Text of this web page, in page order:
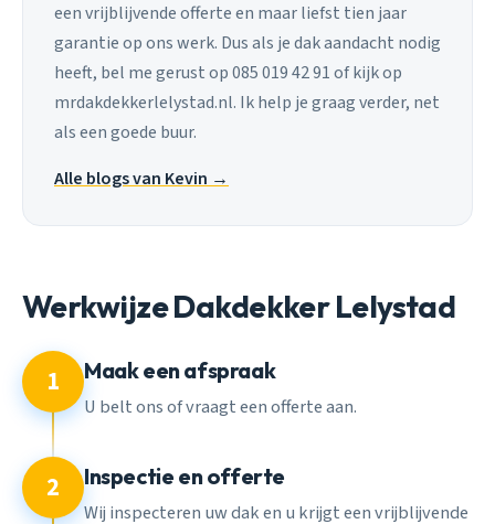
een vrijblijvende offerte en maar liefst tien jaar
garantie op ons werk. Dus als je dak aandacht nodig
heeft, bel me gerust op 085 019 42 91 of kijk op
mrdakdekkerlelystad.nl. Ik help je graag verder, net
als een goede buur.
Alle blogs van Kevin →
Werkwijze Dakdekker Lelystad
1 Maak een afspraak
U belt ons of vraagt een offerte aan.
2 Inspectie en offerte
Wij inspecteren uw dak en u krijgt een vrijblijvende